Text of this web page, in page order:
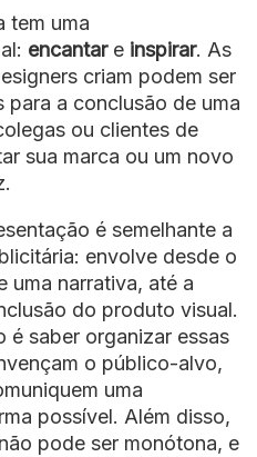
tem uma
encantare inspirar. As
criam podem ser
a conclusão de uma
ou clientes de
sua marca ou um novo
é semelhante a
envolve desde o
uma narrativa, até a
do produto visual.
é saber organizar essas
o público-alvo,
uma
possível. Além disso,
pode ser monótona, e